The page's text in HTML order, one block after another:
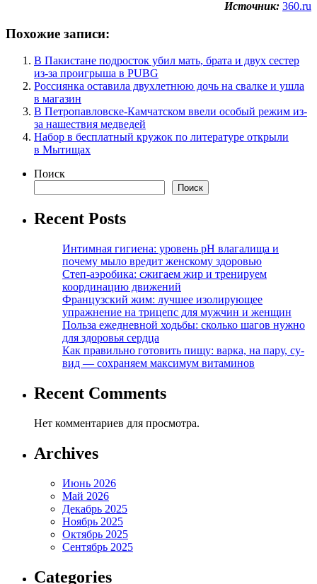
Источник: 360.ru
Похожие записи:
В Пакистане подросток убил мать, брата и двух сестер
из-за проигрыша в PUBG
Россиянка оставила двухлетнюю дочь на свалке и ушла
в магазин
В Петропавловске-Камчатском ввели особый режим из-
за нашествия медведей
Набор в бесплатный кружок по литературе открыли
в Мытищах
Поиск
Поиск
Recent Posts
Интимная гигиена: уровень pH влагалища и
почему мыло вредит женскому здоровью
Степ-аэробика: сжигаем жир и тренируем
координацию движений
Французский жим: лучшее изолирующее
упражнение на трицепс для мужчин и женщин
Польза ежедневной ходьбы: сколько шагов нужно
для здоровья сердца
Как правильно готовить пищу: варка, на пару, су-
вид — сохраняем максимум витаминов
Recent Comments
Нет комментариев для просмотра.
Archives
Июнь 2026
Май 2026
Декабрь 2025
Ноябрь 2025
Октябрь 2025
Сентябрь 2025
Categories